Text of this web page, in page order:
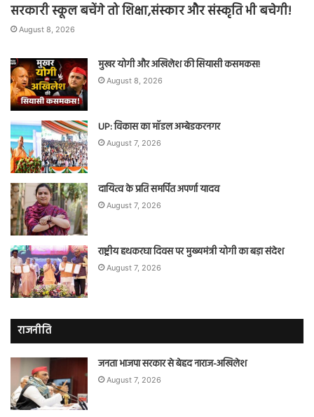
सरकारी स्कूल बचेंगे तो शिक्षा,संस्कार और संस्कृति भी बचेगी!
August 8, 2026
मुखर योगी और अखिलेश की सियासी कसमकस!
August 8, 2026
UP: विकास का मॉडल अम्बेडकरनगर
August 7, 2026
दायित्व के प्रति समर्पित अपर्णा यादव
August 7, 2026
राष्ट्रीय हथकरघा दिवस पर मुख्यमंत्री योगी का बड़ा संदेश
August 7, 2026
राजनीति
जनता भाजपा सरकार से बेहद नाराज-अखिलेश
August 7, 2026